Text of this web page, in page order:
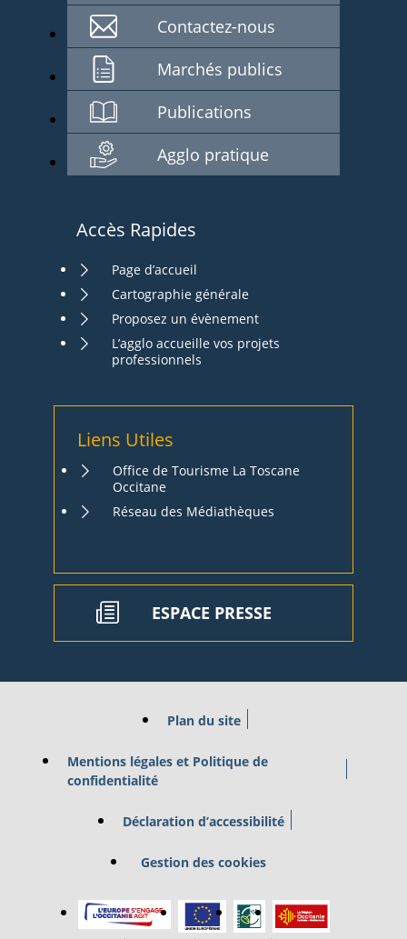
Contactez-nous
Marchés publics
Publications
Agglo pratique
Accès Rapides
Page d’accueil
Cartographie générale
Proposez un évènement
L’agglo accueille vos projets
professionnels
Liens Utiles
Office de Tourisme La Toscane
Occitane
Réseau des Médiathèques
ESPACE PRESSE
Plan du site
Mentions légales et Politique de
confidentialité
Déclaration d’accessibilité
Gestion des cookies